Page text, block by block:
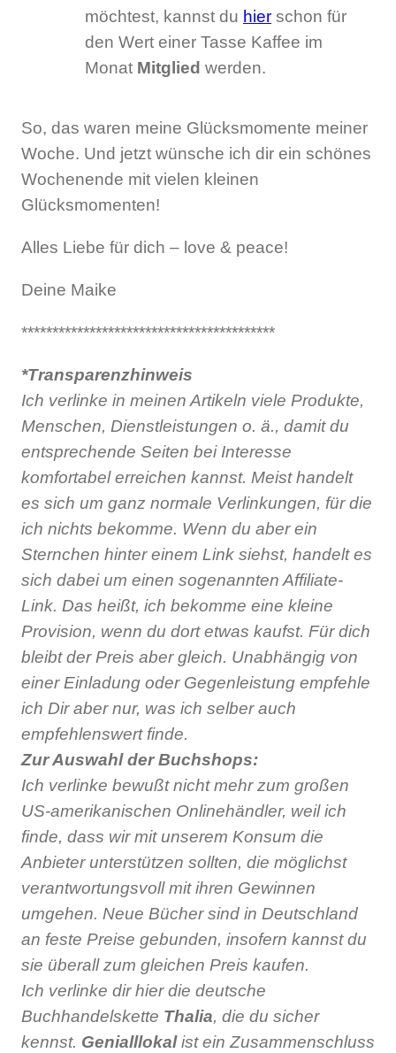
möchtest, kannst du hier schon für
den Wert einer Tasse Kaffee im
Monat Mitglied werden.
So, das waren meine Glücksmomente meiner
Woche. Und jetzt wünsche ich dir ein schönes
Wochenende mit vielen kleinen
Glücksmomenten!
Alles Liebe für dich – love & peace!
Deine Maike
*****************************************
*Transparenzhinweis
Ich verlinke in meinen Artikeln viele Produkte,
Menschen, Dienstleistungen o. ä., damit du
entsprechende Seiten bei Interesse
komfortabel erreichen kannst. Meist handelt
es sich um ganz normale Verlinkungen, für die
ich nichts bekomme. Wenn du aber ein
Sternchen hinter einem Link siehst, handelt es
sich dabei um einen sogenannten Affiliate-
Link. Das heißt, ich bekomme eine kleine
Provision, wenn du dort etwas kaufst. Für dich
bleibt der Preis aber gleich. Unabhängig von
einer Einladung oder Gegenleistung empfehle
ich Dir aber nur, was ich selber auch
empfehlenswert finde.
Zur Auswahl der Buchshops:
Ich verlinke bewußt nicht mehr zum großen
US-amerikanischen Onlinehändler, weil ich
finde, dass wir mit unserem Konsum die
Anbieter unterstützen sollten, die möglichst
verantwortungsvoll mit ihren Gewinnen
umgehen. Neue Bücher sind in Deutschland
an feste Preise gebunden, insofern kannst du
sie überall zum gleichen Preis kaufen.
Ich verlinke dir hier die deutsche
Buchhandelskette Thalia, die du sicher
kennst. Genialllokalist ein Zusammenschluss